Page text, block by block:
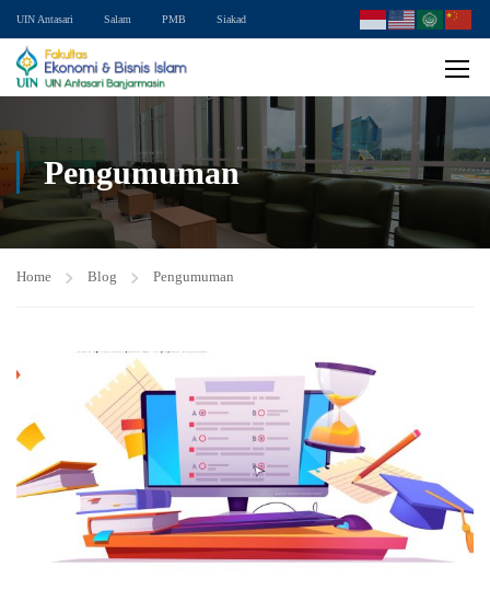
UIN Antasari Salam PMB Siakad
Pengumuman
Home Blog Pengumuman